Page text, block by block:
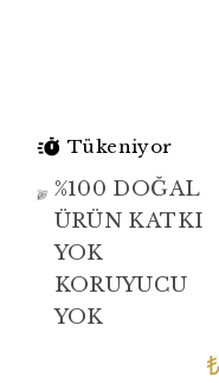
Tükeniyor
%100 DOĞAL
ÜRÜN KATKI
YOK
KORUYUCU
YOK